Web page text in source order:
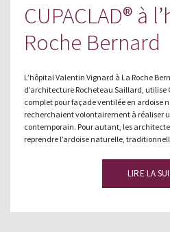
CUPACLAD® à
Roche Bernard
L’hôpital Valentin Vignard à La Roche
d’architecture Rocheteau Saillard, utilise
complet pour façade ventilée en ardoise
recherchaient volontairement à réaliser
contemporain. Pour autant, les
reprendre l’ardoise naturelle,
LIRE LA